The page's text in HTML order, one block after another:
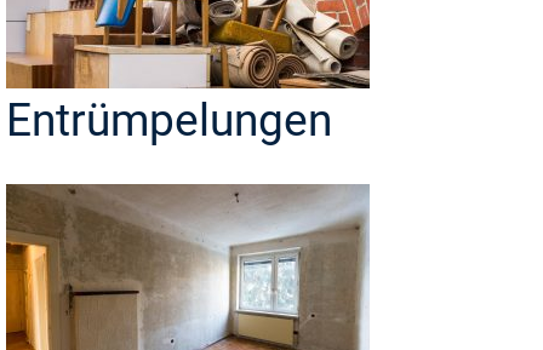
Entrümpelungen